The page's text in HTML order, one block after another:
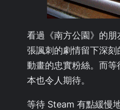
看過《南方公園》的
張諷刺的劇情留下深
動畫的忠實粉絲。而等
本也令人期待。
等待 Steam 有點緩慢